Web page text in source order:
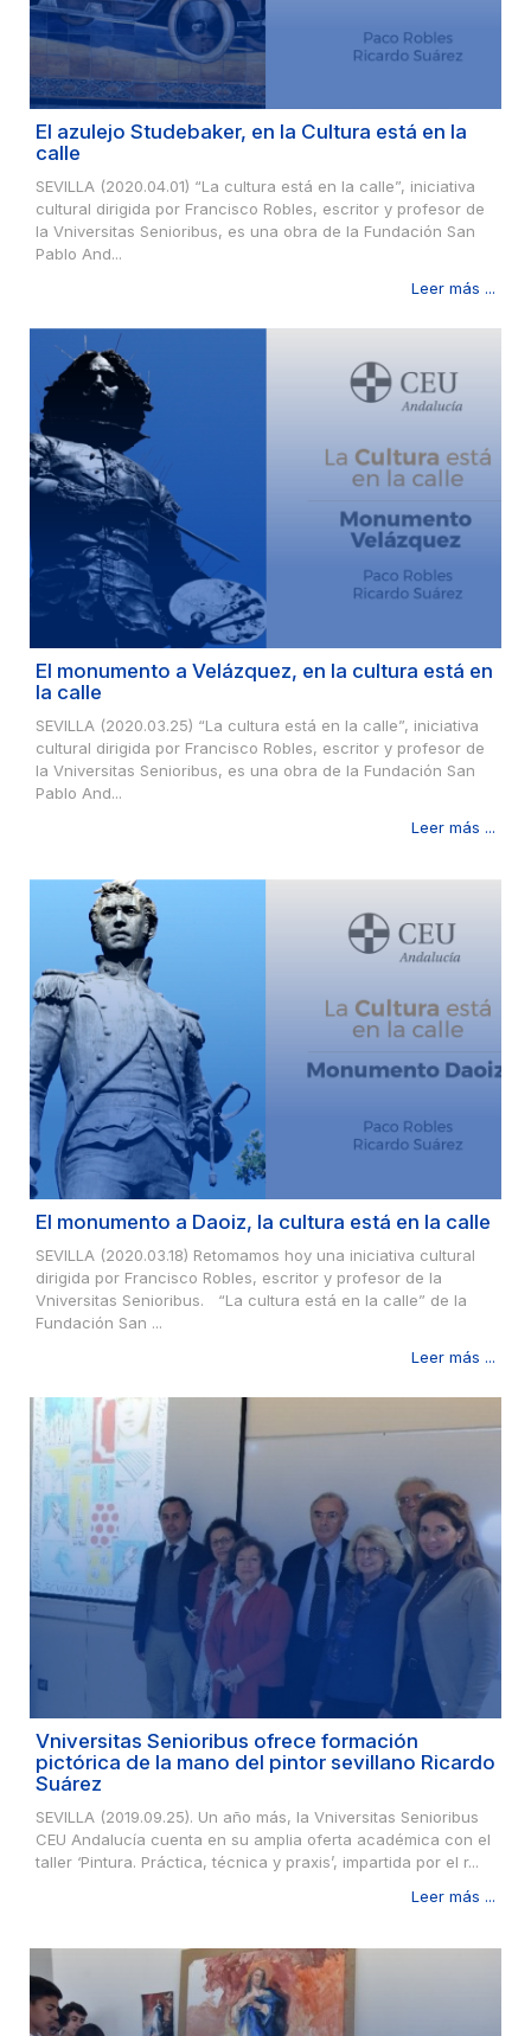
El azulejo Studebaker, en la Cultura está en la
calle
SEVILLA (2020.04.01) “La cultura está en la calle”, iniciativa
cultural dirigida por Francisco Robles, escritor y profesor de
la Vniversitas Senioribus, es una obra de la Fundación San
Pablo And...
Leer más ...
El monumento a Velázquez, en la cultura está en
la calle
SEVILLA (2020.03.25) “La cultura está en la calle”, iniciativa
cultural dirigida por Francisco Robles, escritor y profesor de
la Vniversitas Senioribus, es una obra de la Fundación San
Pablo And...
Leer más ...
El monumento a Daoiz, la cultura está en la calle
SEVILLA (2020.03.18) Retomamos hoy una iniciativa cultural
dirigida por Francisco Robles, escritor y profesor de la
Vniversitas Senioribus. “La cultura está en la calle” de la
Fundación San ...
Leer más ...
Vniversitas Senioribus ofrece formación
pictórica de la mano del pintor sevillano Ricardo
Suárez
SEVILLA (2019.09.25). Un año más, la Vniversitas Senioribus
CEU Andalucía cuenta en su amplia oferta académica con el
taller ‘Pintura. Práctica, técnica y praxis’, impartida por el r...
Leer más ...